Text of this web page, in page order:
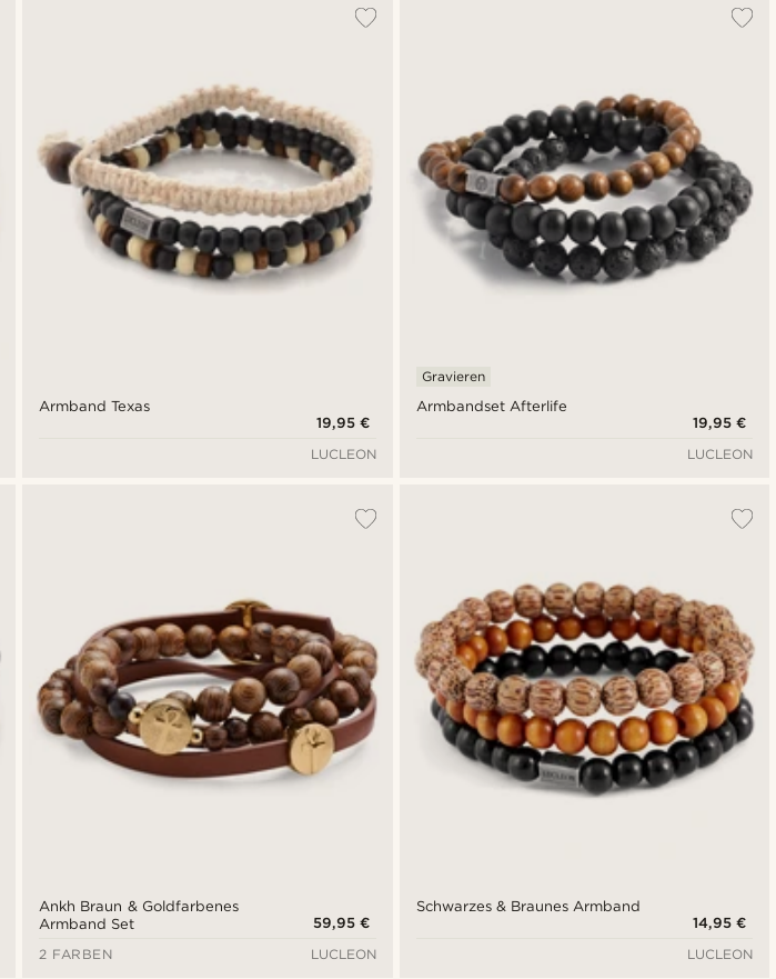
Armband Texas
19,95 €
LUCLEON
Armbandset Afterlife
Gravieren
19,95 €
LUCLEON
Ankh Braun & Goldfarbenes
Armband Set
59,95 €
2 FARBEN
LUCLEON
Schwarzes & Braunes Armband
14,95 €
LUCLEON